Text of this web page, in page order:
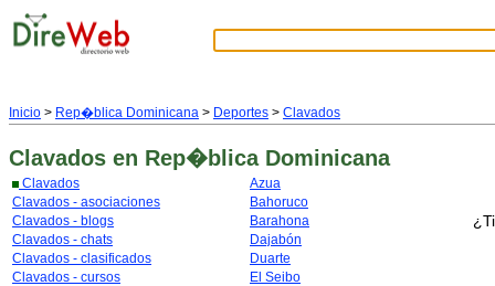
Inicio > Rep�blica Dominicana > Deportes > Clavados
Clavados en Rep�blica Dominicana
Clavados
Clavados - asociaciones
Clavados - blogs
Clavados - chats
Clavados - clasificados
Clavados - cursos
Azua
Bahoruco
Barahona
Dajabón
Duarte
El Seibo